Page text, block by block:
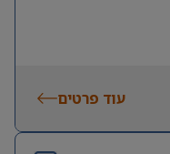
עוד פרטים